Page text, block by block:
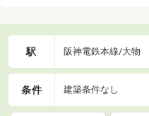
境をチェックして、好みの場
駅 阪神電鉄本線/大物
条件 建築条件なし